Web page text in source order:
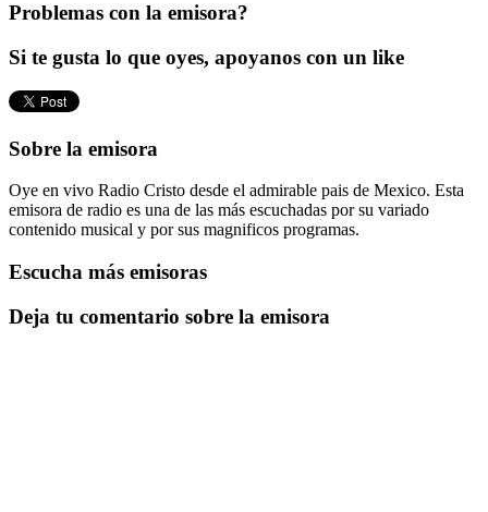
Problemas con la emisora?
Si te gusta lo que oyes, apoyanos con un like
Sobre la emisora
Oye en vivo Radio Cristo desde el admirable pais de Mexico. Esta
emisora de radio es una de las más escuchadas por su variado
contenido musical y por sus magnificos programas.
Escucha más emisoras
Deja tu comentario sobre la emisora